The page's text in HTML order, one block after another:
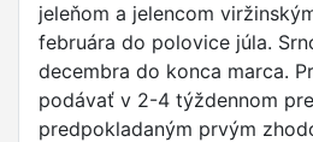
jeleňom a jelencom
februára do polovice júla.
decembra do konca marca.
podávať v 2-4 týždennom
predpokladaným prvým